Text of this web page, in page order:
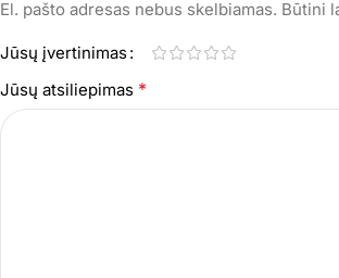
El. pašto adresas nebus skelbiamas. Būtini
Jūsų įvertinimas
Jūsų atsiliepimas *